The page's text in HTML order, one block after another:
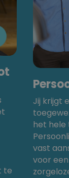
te
Jij krijgt
het hele
vast
voor